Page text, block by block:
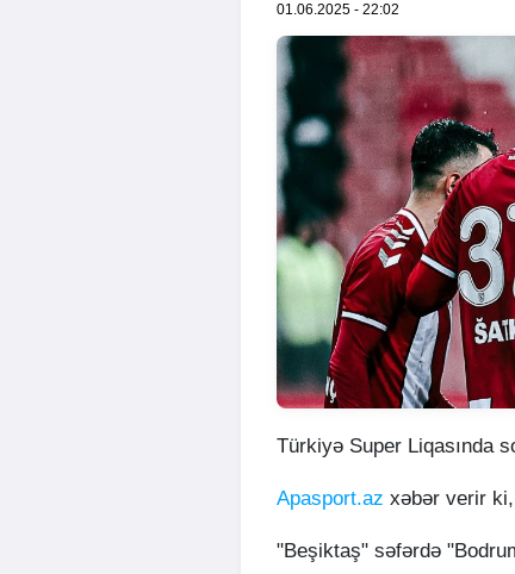
01.06.2025 - 22:02
Türkiyə Super Liqasında
Apasport.az xəbər verir
"Beşiktaş" səfərdə